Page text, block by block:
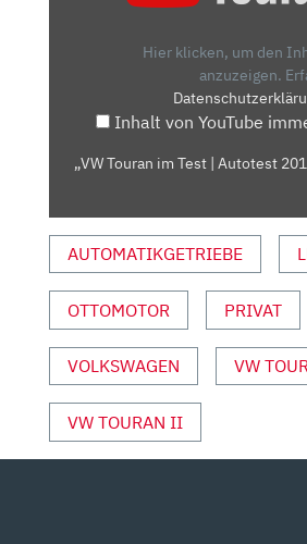
ADAC“
ANZEIGEN
Hier klicken, um den
anzuzeigen.
Inhalt von YouTube
„VW Touran im Test | Autotest
AUTOMATIKGETRIEBE
OTTOMOTOR PRIVAT
VOLKSWAGEN VW
VW TOURAN II